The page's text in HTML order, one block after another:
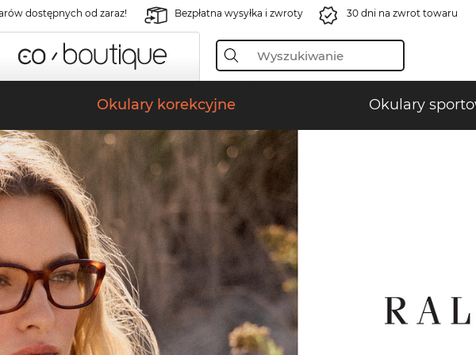
dostępnych od zaraz! Bezpłatna wysyłka i zwroty 30 dni na zwrot towaru
Okulary korekcyjne Okulary